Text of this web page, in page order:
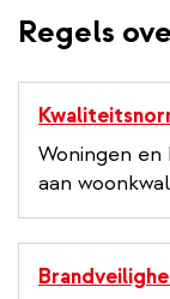
Regels
Woningen
aan